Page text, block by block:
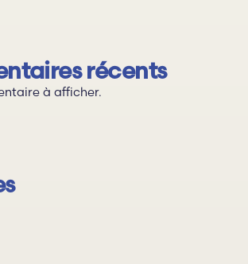
récents
à afficher.